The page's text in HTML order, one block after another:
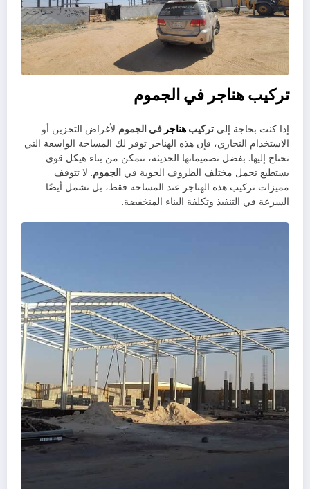
تركيب هناجر في الجموم
إذا كنت بحاجة إلى تركيب هناجر في الجموم لأغراض التخزين أو
الاستخدام التجاري، فإن هذه الهناجر توفر لك المساحة الواسعة التي
تحتاج إليها. بفضل تصميماتها الحديثة، تتمكن من بناء هيكل قوي
يستطيع تحمل مختلف الظروف الجوية في الجموم. لا تتوقف
مميزات تركيب هذه الهناجر عند المساحة فقط، بل تشمل أيضًا
السرعة في التنفيذ وتكلفة البناء المنخفضة.